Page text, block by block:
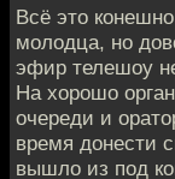
Всё это
молодца, но
эфир телешоу
На хорошо
очереди и
время донести
вышло из под